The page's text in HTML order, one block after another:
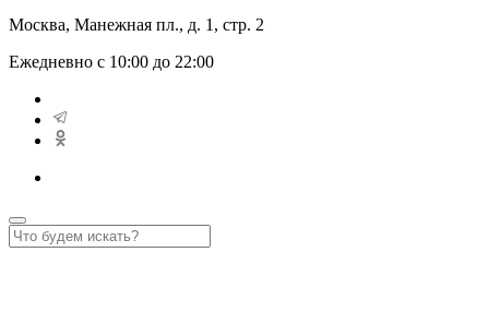
Москва, Манежная пл., д. 1, стр. 2
Ежедневно с 10:00 до 22:00